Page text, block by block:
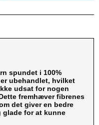
spundet i 100%
ubehandlet, hvilket
udsat for nogen
fremhæver fibrenes
det giver en bedre
glade for at kunne